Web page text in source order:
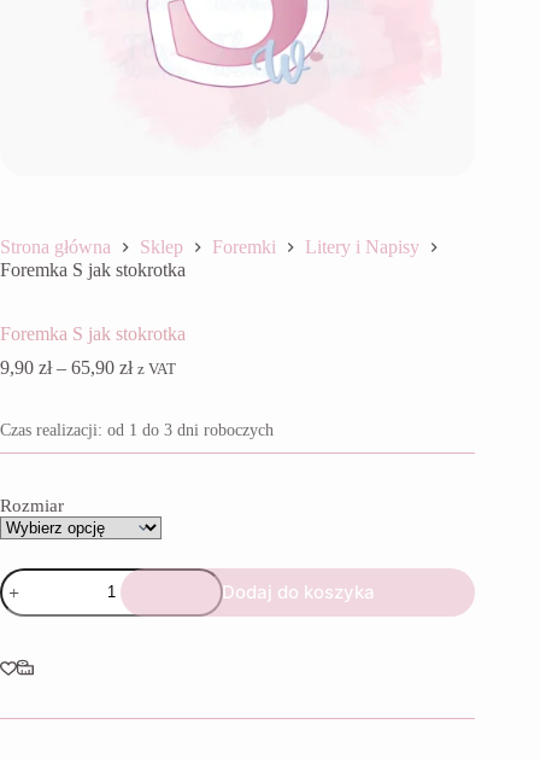
Strona główna Sklep Foremki
Litery i Napisy
Foremka S jak stokrotka
Foremka S jak stokrotka
9,90 zł – 65,90 złZakres
9,90 zł
do
z VAT
Czas realizacji: od 1 do 3 dni roboczych
Rozmiar
ilość
Foremka
stokrotka
Dodaj do koszyka